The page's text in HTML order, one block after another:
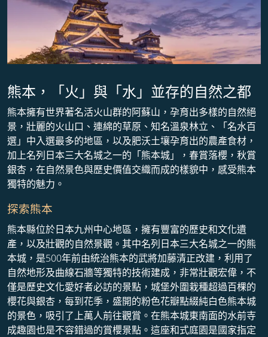
熊本，「火」與「水」並存的自然之都
熊本擁有世界著名活火山群的阿蘇山，孕育出多樣的自然絕
景，壯麗的火山口、連綿的草原、知名溫泉林立、「名水百
選」中入選最多的地區，以及肥沃土壤孕育出的農產食材，
加上名列日本三大名城之一的「熊本城」，春賞落櫻，秋賞
銀杏，在自然景色與歷史價值交織而成的樣貌中，感受熊本
獨特的魅力。
探索熊本
熊本縣位於日本九州中心地區，擁有豐富的歷史和文化遺
產，以及壯觀的自然景觀。其中名列日本三大名城之一的熊
本城，是500年前由統治熊本的武將加藤清正改建，利用了
自然地形及曲線石牆等獨特的技術建成，非常壯觀宏偉，不
僅是歷史文化愛好者必訪的景點，城堡外圍栽種超過百棵的
櫻花與銀杏，每到花季，盛開的粉色花瓣點綴純白色熊本城
的景色，吸引了上萬人前往觀賞。在熊本城東南面的水前寺
成趣園也是不容錯過的賞櫻景點。這座和式庭園是國家指定